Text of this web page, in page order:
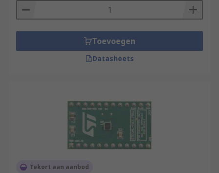
Toevoegen
Datasheets
Tekort aan aanbod